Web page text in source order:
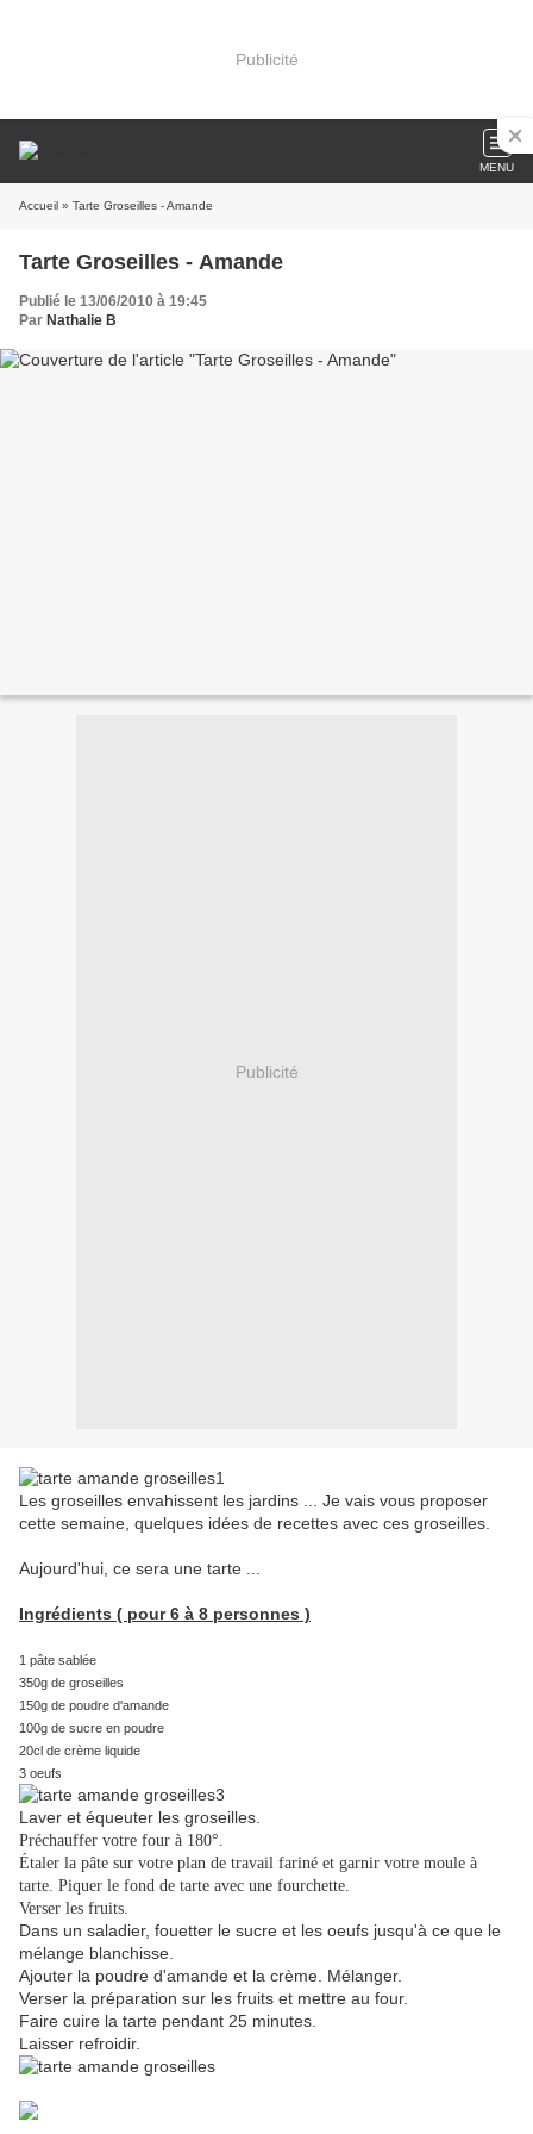
Publicité
MENU
Accueil » Tarte Groseilles - Amande
Tarte Groseilles - Amande
Publié le 13/06/2010 à 19:45
Par Nathalie B
Publicité
Les groseilles envahissent les jardins ... Je vais vous proposer
cette semaine, quelques idées de recettes avec ces groseilles.
Aujourd'hui, ce sera une tarte ...
Ingrédients ( pour 6 à 8 personnes )
1 pâte sablée
350g de groseilles
150g de poudre d'amande
100g de sucre en poudre
20cl de crème liquide
3 oeufs
Laver et équeuter les groseilles.
Préchauffer votre four à 180°.
Étaler la pâte sur votre plan de travail fariné et garnir votre moule à
tarte. Piquer le fond de tarte avec une fourchette.
Verser les fruits.
Dans un saladier, fouetter le sucre et les oeufs jusqu'à ce que le
mélange blanchisse.
Ajouter la poudre d'amande et la crème. Mélanger.
Verser la préparation sur les fruits et mettre au four.
Faire cuire la tarte pendant 25 minutes.
Laisser refroidir.